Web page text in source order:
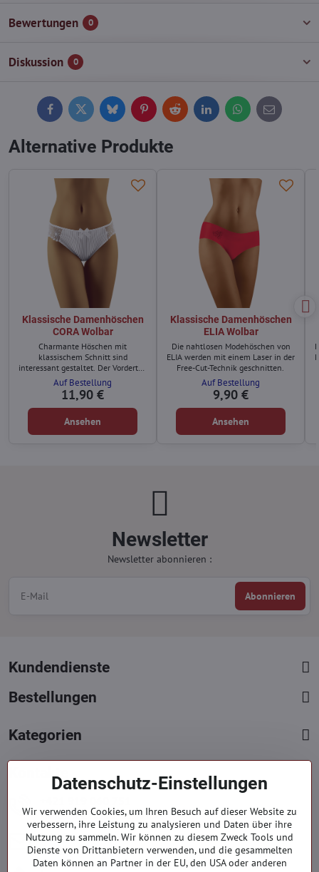
Bewertungen 0
Diskussion 0
FacebookTwitterBlueskyPinterestReddit LinkedInWhatsApp
E-
mail
Alternative Produkte
Klassische Damenhöschen
CORA Wolbar
Charmante Höschen mit
klassischem Schnitt sind
interessant gestaltet. Der Vorderteil
besteht aus: gestreiftem Stoff,
Blumenstickerei und einer Schleife.
Auf Bestellung
11,90 €
Ansehen
Klassische Damenhöschen
ELIA Wolbar
Die nahtlosen Modehöschen von
ELIA werden mit einem Laser in der
Free-Cut-Technik geschnitten.
Auf Bestellung
9,90 €
Ansehen
Newsletter
Newsletter abonnieren :
Abonnieren
Kundendienste
Bestellungen
Kategorien
Kontakte
Mont. - Freit. : 09:00 - 15:00 hod.
info​@everlady​.eu
Non stop ( 24/7 )
Datenschutz-Einstellungen
Wir verwenden Cookies, um Ihren Besuch auf dieser Website zu
verbessern, ihre Leistung zu analysieren und Daten über ihre
Nutzung zu sammeln. Wir können zu diesem Zweck Tools und
Dienste von Drittanbietern verwenden, und die gesammelten
Daten können an Partner in der EU, den USA oder anderen